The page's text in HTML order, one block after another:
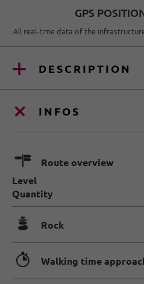
GPS
All real-time data of the
DESCRIPTION
INFOS
🍫
Route overview
Level
Quantity
🞾 Rock
🐲 Walking time